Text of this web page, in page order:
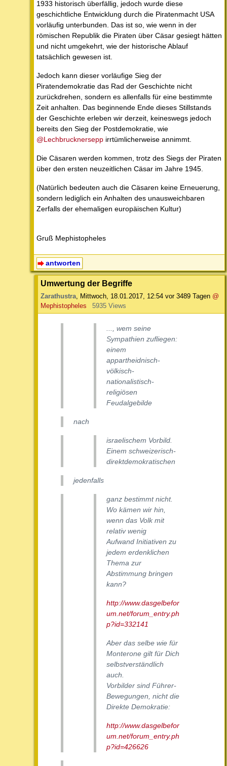
1933 historisch überfällig, jedoch wurde diese
geschichtliche Entwicklung durch die Piratenmacht USA
vorläufig unterbunden. Das ist so, wie wenn in der
römischen Republik die Piraten über Cäsar gesiegt hätten
und nicht umgekehrt, wie der historische Ablauf
tatsächlich gewesen ist.
Jedoch kann dieser vorläufige Sieg der
Piratendemokratie das Rad der Geschichte nicht
zurückdrehen, sondern es allenfalls für eine bestimmte
Zeit anhalten. Das beginnende Ende dieses Stillstands
der Geschichte erleben wir derzeit, keineswegs jedoch
bereits den Sieg der Postdemokratie, wie
@Lechbrucknersepp irrtümlicherweise annimmt.
Die Cäsaren werden kommen, trotz des Siegs der Piraten
über den ersten neuzeitlichen Cäsar im Jahre 1945.
(Natürlich bedeuten auch die Cäsaren keine Erneuerung,
sondern lediglich ein Anhalten des unausweichbaren
Zerfalls der ehemaligen europäischen Kultur)
Gruß Mephistopheles
antworten
Umwertung der Begriffe
Zarathustra, Mittwoch, 18.01.2017, 12:54 vor 3489 Tagen @
Mephistopheles
5935 Views
..., wem seine
Sympathien zufliegen:
einem
appartheidnisch-
völkisch-
nationalistisch-
religiösen
Feudalgebilde
nach
israelischem Vorbild.
Einem schweizerisch-
direktdemokratischen
jedenfalls
ganz bestimmt nicht.
Wo kämen wir hin,
wenn das Volk mit
relativ wenig
Aufwand Initiativen zu
jedem erdenklichen
Thema zur
Abstimmung bringen
kann?
http://www.dasgelbefor
um.net/forum_entry.ph
p?id=332141
Aber das selbe wie für
Monterone gilt für Dich
selbstverständlich
auch.
Vorbilder sind Führer-
Bewegungen, nicht die
Direkte Demokratie:
http://www.dasgelbefor
um.net/forum_entry.ph
p?id=426626